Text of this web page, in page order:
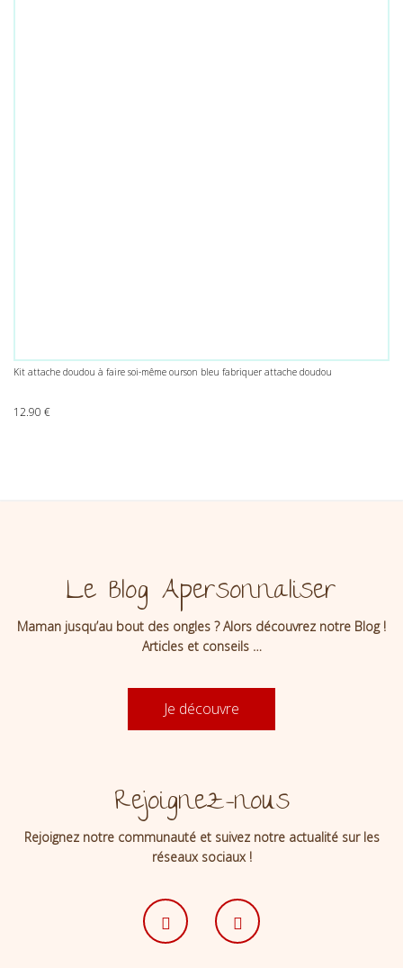
Kit attache doudou à faire soi-même ourson bleu fabriquer attache doudou
12.90 €
Le Blog Apersonnaliser
Maman jusqu’au bout des ongles ? Alors découvrez notre Blog !
Articles et conseils …
Je découvre
Rejoignez-nous
Rejoignez notre communauté et suivez notre actualité sur les
réseaux sociaux !